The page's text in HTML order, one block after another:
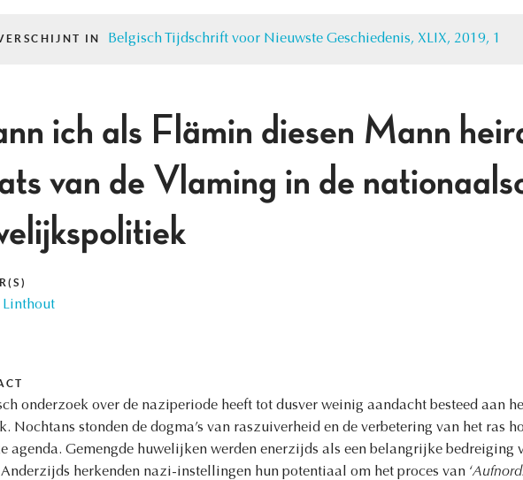
IN Belgisch Tijdschrift voor Nieuwste Geschiedenis, XLIX, 2019, 1
ich als Flämin diesen Mann
van de Vlaming in de
Linthout
onderzoek over de naziperiode heeft tot dusver weinig aandacht besteed aan
Nochtans stonden de dogma’s van raszuiverheid en de verbetering van het ras
agenda. Gemengde huwelijken werden enerzijds als een belangrijke bedreiging
herkenden nazi-instellingen hun potentiaal om het proces van ‘